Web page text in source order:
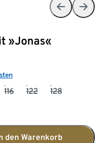
»Jonas«
116 122 128
den Warenkorb